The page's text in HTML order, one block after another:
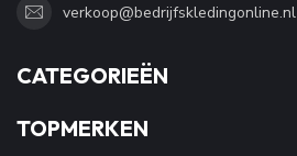
verkoop@bedrijfskledingonline.nl
CATEGORIEËN
TOPMERKEN